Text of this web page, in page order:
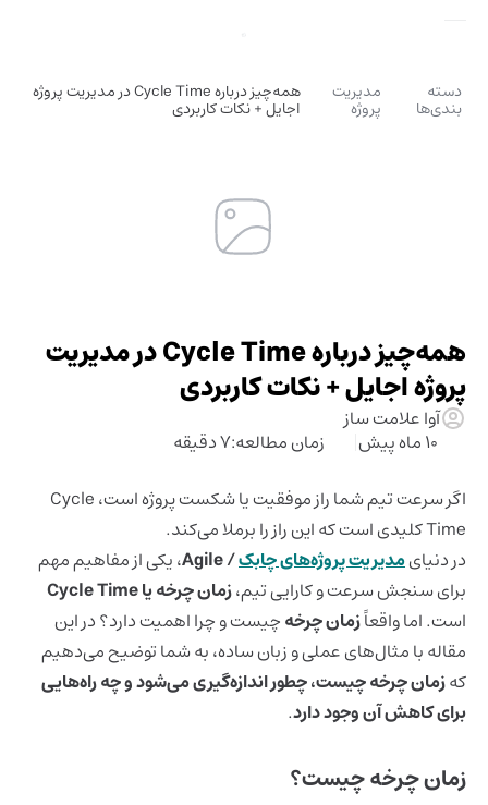
دسته
بندی‌ها
مدیریت
پروژه
همه‌چیز درباره Cycle Time در مدیریت پروژه
اجایل + نکات کاربردی
همه‌چیز درباره Cycle Time در مدیریت
پروژه اجایل + نکات کاربردی
آوا علامت ساز
10 ماه پیش زمان مطالعه:7 دقیقه
اگر سرعت تیم شما راز موفقیت یا شکست پروژه است، Cycle
Time کلیدی است که این راز را برملا می‌کند.
در دنیایمدیریت پروژه‌های چابک/ Agile
، یکی از مفاهیم مهم
برای سنجش سرعت و کارایی تیم،زمان چرخه یا Cycle Time
است. اما واقعاًزمان چرخهچیست و چرا اهمیت دارد؟ در این
مقاله با مثال‌های عملی و زبان ساده، به شما توضیح می‌دهیم
کهزمان چرخه چیست، چطور اندازه‌گیری می‌شود و چه راه‌هایی
برای کاهش آن وجود دارد.
زمان چرخه چیست؟